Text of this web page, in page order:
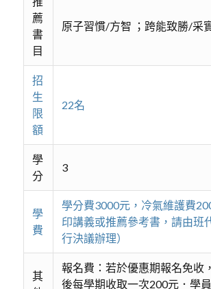
薦
書
目
原子習慣/方智 ；跨能致勝/采
招
生
限
額
22名
學
分
3
學
費
學分費3000元，冷氣維護費
印講義或推薦參考書，請由班
行決議辦理）
其
報名費：若於優惠期報名免收
後每學期收取一次200元．學